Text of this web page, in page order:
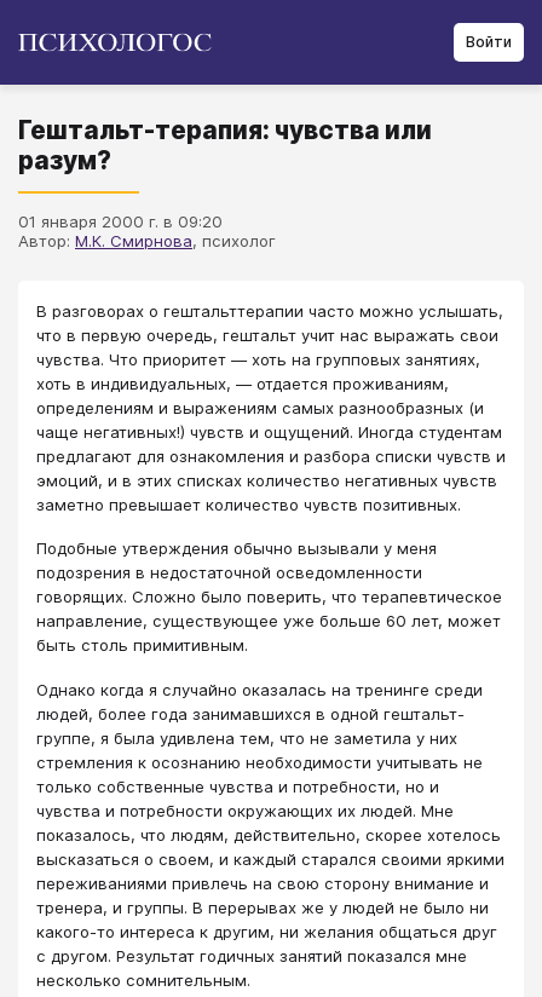
Войти
Гештальт-терапия: чувства или
разум?
01 января 2000 г. в 09:20
Автор: М.К. Смирнова, психолог
В разговорах о гештальттерапии часто можно услышать,
что в первую очередь, гештальт учит нас выражать свои
чувства. Что приоритет ― хоть на групповых занятиях,
хоть в индивидуальных, ― отдается проживаниям,
определениям и выражениям самых разнообразных (и
чаще негативных!) чувств и ощущений. Иногда студентам
предлагают для ознакомления и разбора списки чувств и
эмоций, и в этих списках количество негативных чувств
заметно превышает количество чувств позитивных.
Подобные утверждения обычно вызывали у меня
подозрения в недостаточной осведомленности
говорящих. Сложно было поверить, что терапевтическое
направление, существующее уже больше 60 лет, может
быть столь примитивным.
Однако когда я случайно оказалась на тренинге среди
людей, более года занимавшихся в одной гештальт-
группе, я была удивлена тем, что не заметила у них
стремления к осознанию необходимости учитывать не
только собственные чувства и потребности, но и
чувства и потребности окружающих их людей. Мне
показалось, что людям, действительно, скорее хотелось
высказаться о своем, и каждый старался своими яркими
переживаниями привлечь на свою сторону внимание и
тренера, и группы. В перерывах же у людей не было ни
какого-то интереса к другим, ни желания общаться друг
с другом. Результат годичных занятий показался мне
несколько сомнительным.